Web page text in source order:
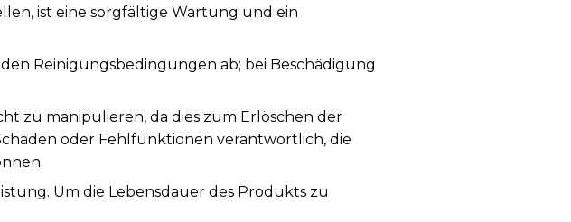
ist eine sorgfältige Wartung und ein
Reinigungsbedingungen ab; bei Beschädigung
zu manipulieren, da dies zum Erlöschen der
oder Fehlfunktionen verantwortlich, die
Um die Lebensdauer des Produkts zu